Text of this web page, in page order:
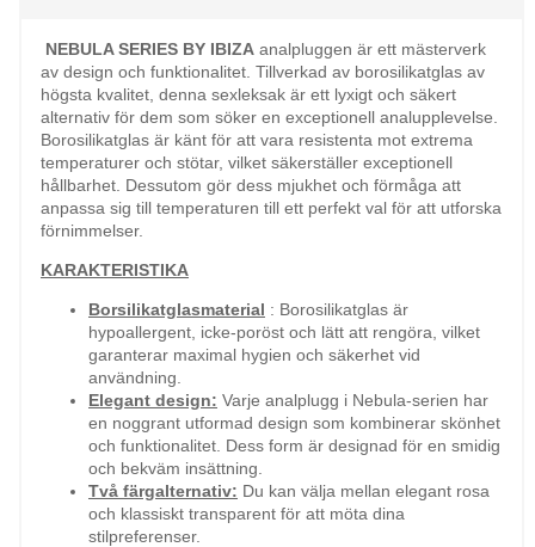
NEBULA SERIES BY IBIZA analpluggen är ett mästerverk
av design och funktionalitet. Tillverkad av borosilikatglas av
högsta kvalitet, denna sexleksak är ett lyxigt och säkert
alternativ för dem som söker en exceptionell analupplevelse.
Borosilikatglas är känt för att vara resistenta mot extrema
temperaturer och stötar, vilket säkerställer exceptionell
hållbarhet. Dessutom gör dess mjukhet och förmåga att
anpassa sig till temperaturen till ett perfekt val för att utforska
förnimmelser.
KARAKTERISTIKA
Borsilikatglasmaterial : Borosilikatglas är
hypoallergent, icke-poröst och lätt att rengöra, vilket
garanterar maximal hygien och säkerhet vid
användning.
Elegant design: Varje analplugg i Nebula-serien har
en noggrant utformad design som kombinerar skönhet
och funktionalitet. Dess form är designad för en smidig
och bekväm insättning.
Två färgalternativ: Du kan välja mellan elegant rosa
och klassiskt transparent för att möta dina
stilpreferenser.